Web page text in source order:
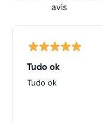
avis
Tudo ok
Tudo ok